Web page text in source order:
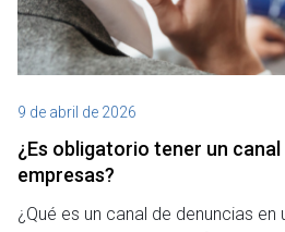
9 de abril de 2026
¿Es obligatorio tener un
empresas?
¿Qué es un canal de denuncias